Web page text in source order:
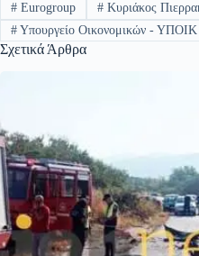
#Eurogroup #Κυριάκος
#Υπουργείο Οικονομικών - ΥΠΟΙΚ
Σχετικά Άρθρα